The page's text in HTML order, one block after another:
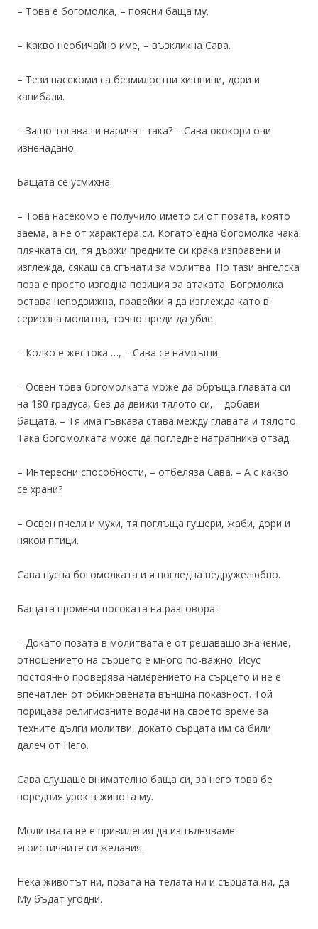
– Това е богомолка, – поясни баща му.
– Какво необичайно име, – възкликна Сава.
– Тези насекоми са безмилостни хищници, дори и
канибали.
– Защо тогава ги наричат така? – Сава ококори очи
изненадано.
Бащата се усмихна:
– Това насекомо е получило името си от позата, която
заема, а не от характера си. Когато една богомолка чака
плячката си, тя държи предните си крака изправени и
изглежда, сякаш са сгънати за молитва. Но тази ангелска
поза е просто изгодна позиция за атаката. Богомолка
остава неподвижна, правейки я да изглежда като в
сериозна молитва, точно преди да убие.
– Колко е жестока …, – Сава се намръщи.
– Освен това богомолката може да обръща главата си
на 180 градуса, без да движи тялото си, – добави
бащата. – Тя има гъвкава става между главата и тялото.
Така богомолката може да погледне натрапника отзад.
– Интересни способности, – отбеляза Сава. – А с какво
се храни?
– Освен пчели и мухи, тя поглъща гущери, жаби, дори и
някои птици.
Сава пусна богомолката и я погледна недружелюбно.
Бащата промени посоката на разговора:
– Докато позата в молитвата е от решаващо значение,
отношението на сърцето е много по-важно. Исус
постоянно проверява намерението на сърцето и не е
впечатлен от обикновената външна показност. Той
порицава религиозните водачи на своето време за
техните дълги молитви, докато сърцата им са били
далеч от Него.
Сава слушаше внимателно баща си, за него това бе
поредния урок в живота му.
Молитвата не е привилегия да изпълняваме
егоистичните си желания.
Нека животът ни, позата на телата ни и сърцата ни, да
Му бъдат угодни.